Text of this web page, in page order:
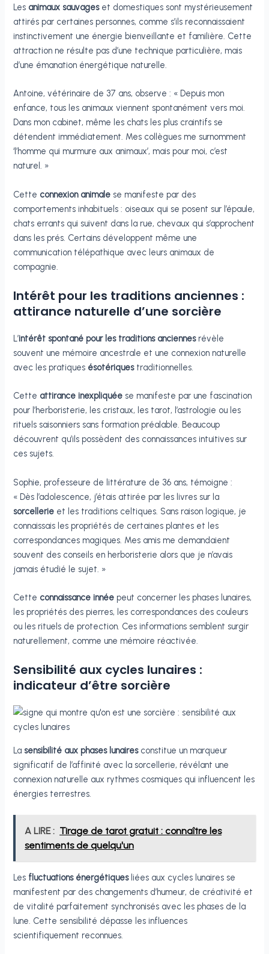
Les animaux sauvageset domestiques sont mystérieusement
attirés par certaines personnes, comme s’ils reconnaissaient
instinctivement une énergie bienveillante et familière. Cette
attraction ne résulte pas d’une technique particulière, mais
d’une émanation énergétique naturelle.
Antoine, vétérinaire de 37 ans, observe : « Depuis mon
enfance, tous les animaux viennent spontanément vers moi.
Dans mon cabinet, même les chats les plus craintifs se
détendent immédiatement. Mes collègues me surnomment
‘l’homme qui murmure aux animaux’, mais pour moi, c’est
naturel. »
Cette connexion animale se manifeste par des
comportements inhabituels : oiseaux qui se posent sur l’épaule,
chats errants qui suivent dans la rue, chevaux qui s’approchent
dans les prés. Certains développent même une
communication télépathique avec leurs animaux de
compagnie.
Intérêt pour les traditions anciennes :
attirance naturelle d’une sorcière
L’intérêt spontané pour les traditions anciennesrévèle
souvent une mémoire ancestrale et une connexion naturelle
avec les pratiques ésotériquestraditionnelles.
Cette attirance inexpliquée se manifeste par une fascination
pour l’herboristerie, les cristaux, les tarot, l’astrologie ou les
rituels saisonniers sans formation préalable. Beaucoup
découvrent qu’ils possèdent des connaissances intuitives sur
ces sujets.
Sophie, professeure de littérature de 36 ans, témoigne :
« Dès l’adolescence, j’étais attirée par les livres sur la
sorcellerie et les traditions celtiques. Sans raison logique, je
connaissais les propriétés de certaines plantes et les
correspondances magiques. Mes amis me demandaient
souvent des conseils en herboristerie alors que je n’avais
jamais étudié le sujet. »
Cette connaissance innée peut concerner les phases lunaires,
les propriétés des pierres, les correspondances des couleurs
ou les rituels de protection. Ces informations semblent surgir
naturellement, comme une mémoire réactivée.
Sensibilité aux cycles lunaires :
indicateur d’être sorcière
La sensibilité aux phases lunairesconstitue un marqueur
significatif de l’affinité avec la sorcellerie, révélant une
connexion naturelle aux rythmes cosmiques qui influencent les
énergies terrestres.
A LIRE : Tirage de tarot gratuit : connaître les
sentiments de quelqu'un
Les fluctuations énergétiquesliées aux cycles lunaires se
manifestent par des changements d’humeur, de créativité et
de vitalité parfaitement synchronisés avec les phases de la
lune. Cette sensibilité dépasse les influences
scientifiquement reconnues.